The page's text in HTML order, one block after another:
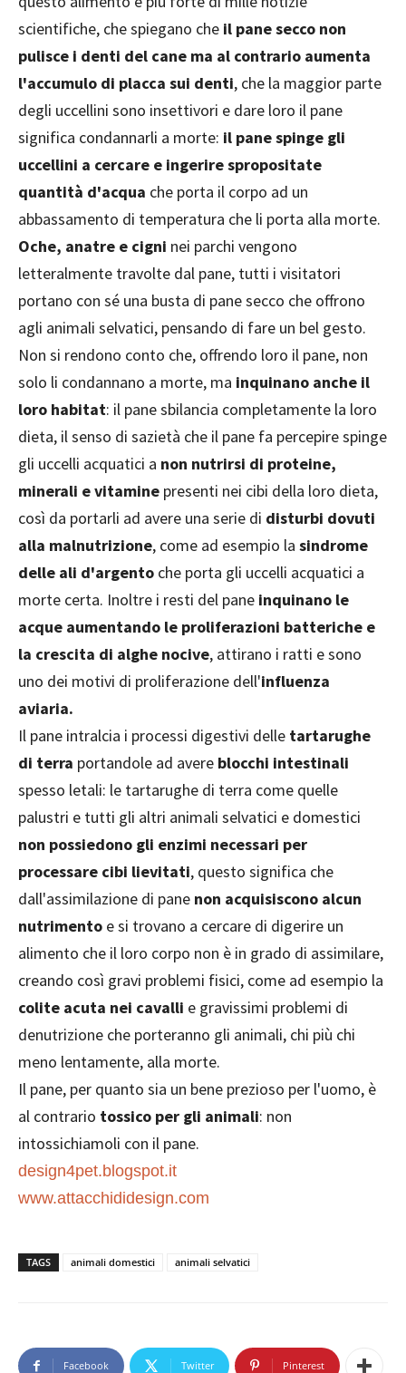
scientifiche, che spiegano che il pane secco non
pulisce i denti del cane ma al contrario aumenta
l'accumulo di placca sui denti, che la maggior parte
degli uccellini sono insettivori e dare loro il pane
significa condannarli a morte: il pane spinge gli
uccellini a cercare e ingerire spropositate
quantità d'acqua che porta il corpo ad un
abbassamento di temperatura che li porta alla morte.
Oche, anatre e cigni nei parchi vengono
letteralmente travolte dal pane, tutti i visitatori
portano con sé una busta di pane secco che offrono
agli animali selvatici, pensando di fare un bel gesto.
Non si rendono conto che, offrendo loro il pane, non
solo li condannano a morte, ma inquinano anche il
loro habitat: il pane sbilancia completamente la loro
dieta, il senso di sazietà che il pane fa percepire spinge
gli uccelli acquatici a non nutrirsi di proteine,
minerali e vitamine presenti nei cibi della loro dieta,
così da portarli ad avere una serie di disturbi dovuti
alla malnutrizione, come ad esempio la sindrome
delle ali d'argento che porta gli uccelli acquatici a
morte certa. Inoltre i resti del pane inquinano le
acque aumentando le proliferazioni batteriche e
la crescita di alghe nocive, attirano i ratti e sono
uno dei motivi di proliferazione dell'influenza
aviaria.
Il pane intralcia i processi digestivi delle tartarughe
di terra portandole ad avere blocchi intestinali
spesso letali: le tartarughe di terra come quelle
palustri e tutti gli altri animali selvatici e domestici
non possiedono gli enzimi necessari per
processare cibi lievitati, questo significa che
dall'assimilazione di pane non acquisiscono alcun
nutrimento e si trovano a cercare di digerire un
alimento che il loro corpo non è in grado di assimilare,
creando così gravi problemi fisici, come ad esempio la
colite acuta nei cavalli e gravissimi problemi di
denutrizione che porteranno gli animali, chi più chi
meno lentamente, alla morte.
Il pane, per quanto sia un bene prezioso per l'uomo, è
al contrario tossico per gli animali: non
intossichiamoli con il pane.
design4pet.blogspot.it
www.attacchididesign.com
TAGS animali domestici animali selvatici
Facebook Twitter Pinterest